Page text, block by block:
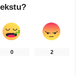
0 2